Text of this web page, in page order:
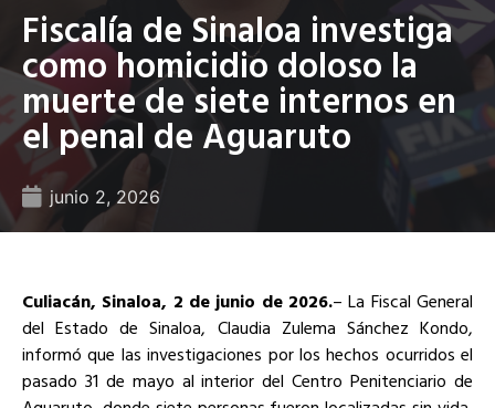
Fiscalía de Sinaloa investiga
como homicidio doloso la
muerte de siete internos en
el penal de Aguaruto
junio 2, 2026
Culiacán, Sinaloa, 2 de junio de 2026.– La Fiscal General
del Estado de Sinaloa, Claudia Zulema Sánchez Kondo,
informó que las investigaciones por los hechos ocurridos el
pasado 31 de mayo al interior del Centro Penitenciario de